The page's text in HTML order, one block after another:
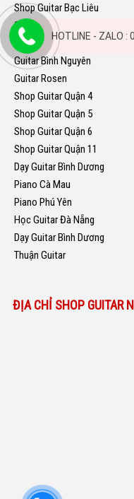
Shop Guitar Bạc Liêu
Shop Guitar Hòa Bình
Shop Guitar Gia Lâm
Guitar Bình Nguyên
Guitar Rosen
Shop Guitar Quận 4
Shop Guitar Quận 5
Shop Guitar Quận 6
Shop Guitar Quận 11
Dạy Guitar Bình Dương
Piano Cà Mau
Piano Phú Yên
Học Guitar Đà Nẵng
Dạy Guitar Bình Dương
Thuận Guitar
ĐỊA CHỈ SHOP GUITAR
HOTLINE - ZALO